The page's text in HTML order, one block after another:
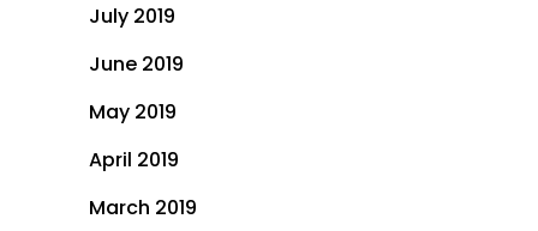
July 2019
June 2019
May 2019
April 2019
March 2019